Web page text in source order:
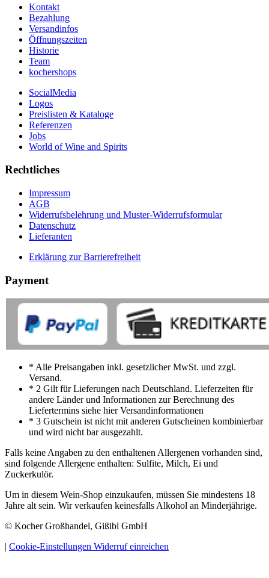
Kontakt
Bezahlung
Versandinfos
Öffnungszeiten
Historie
Team
kochershops
SocialMedia
Logos
Preislisten & Kataloge
Referenzen
Jobs
World of Wine and Spirits
Rechtliches
Impressum
AGB
Widerrufsbelehrung und Muster-Widerrufsformular
Datenschutz
Lieferanten
Erklärung zur Barrierefreiheit
Payment
* Alle Preisangaben inkl. gesetzlicher MwSt. und zzgl.
Versand.
* 2 Gilt für Lieferungen nach Deutschland. Lieferzeiten für
andere Länder und Informationen zur Berechnung des
Liefertermins siehe hier Versandinformationen
* 3 Gutschein ist nicht mit anderen Gutscheinen kombinierbar
und wird nicht bar ausgezahlt.
Falls keine Angaben zu den enthaltenen Allergenen vorhanden sind,
sind folgende Allergene enthalten: Sulfite, Milch, Ei und
Zuckerkulör.
Um in diesem Wein-Shop einzukaufen, müssen Sie mindestens 18
Jahre alt sein. Wir verkaufen keinesfalls Alkohol an Minderjährige.
© Kocher Großhandel, Gißibl GmbH
| Cookie-Einstellungen Widerruf einreichen